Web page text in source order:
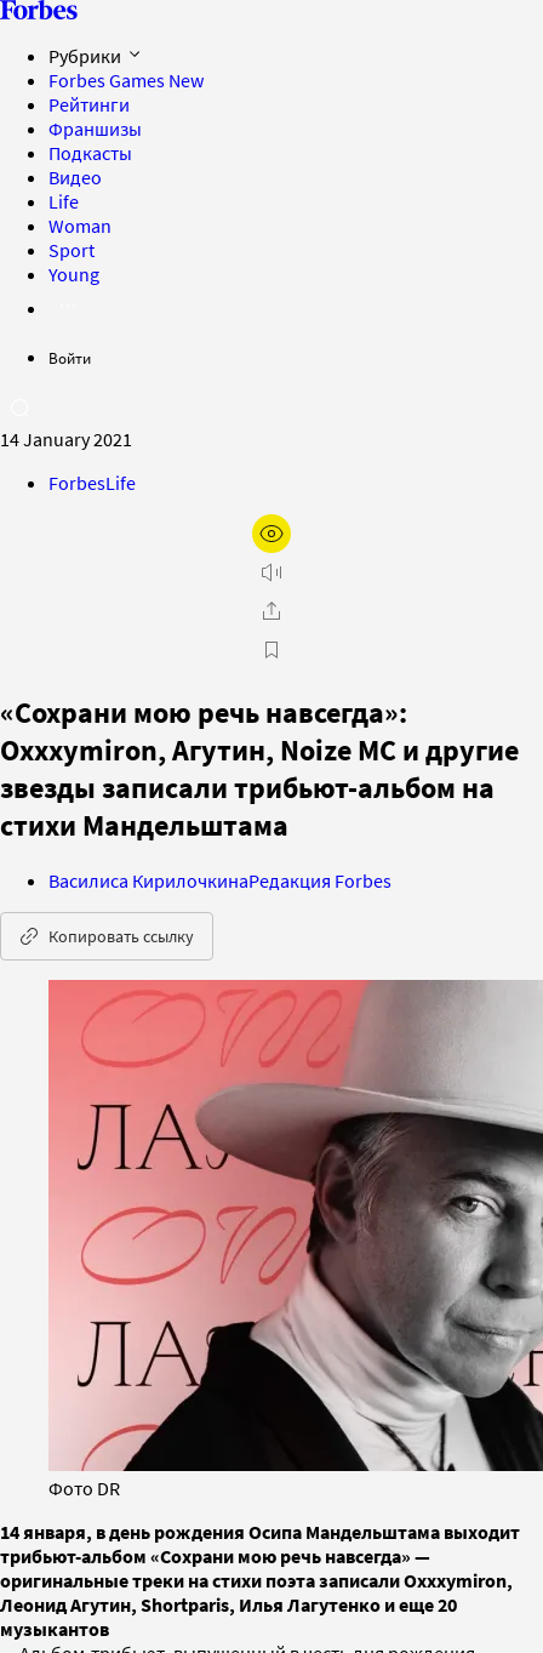
Рубрики
Forbes Games New
Рейтинги
Франшизы
Подкасты
Видео
Life
Woman
Sport
Young
Войти
14 January 2021
ForbesLife
«Сохрани мою речь навсегда»:
Oxxxymiron, Агутин, Noize MC и другие
звезды записали трибьют-альбом на
стихи Мандельштама
Василиса КирилочкинаРедакция Forbes
Копировать ссылку
Фото DR
14 января, в день рождения Осипа Мандельштама выходит
трибьют-альбом «Сохрани мою речь навсегда» —
оригинальные треки на стихи поэта записали Oxxxymiron,
Леонид Агутин, Shortparis, Илья Лагутенко и еще 20
музыкантов